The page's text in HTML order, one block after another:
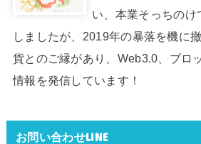
い、本業そっちの
しましたが、2019年の暴落を機に
貨とのご縁があり、Web3.0、ブロ
情報を発信しています！
お問い合わせLINE